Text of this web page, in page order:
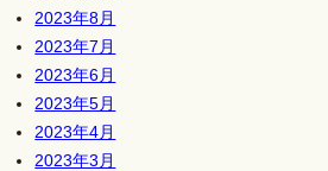
2023年8月
2023年7月
2023年6月
2023年5月
2023年4月
2023年3月